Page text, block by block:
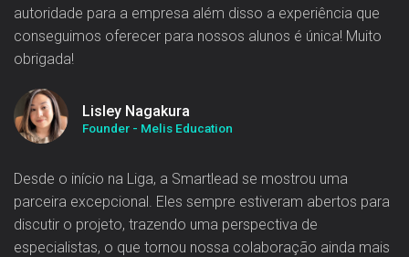
autoridade para a empresa além disso a experiência que
conseguimos oferecer para nossos alunos é única! Muito
obrigada!
Lisley Nagakura
Founder - Melis Education
Desde o início na Liga, a Smartlead se mostrou uma
parceira excepcional. Eles sempre estiveram abertos para
discutir o projeto, trazendo uma perspectiva de
especialistas, o que tornou nossa colaboração ainda mais